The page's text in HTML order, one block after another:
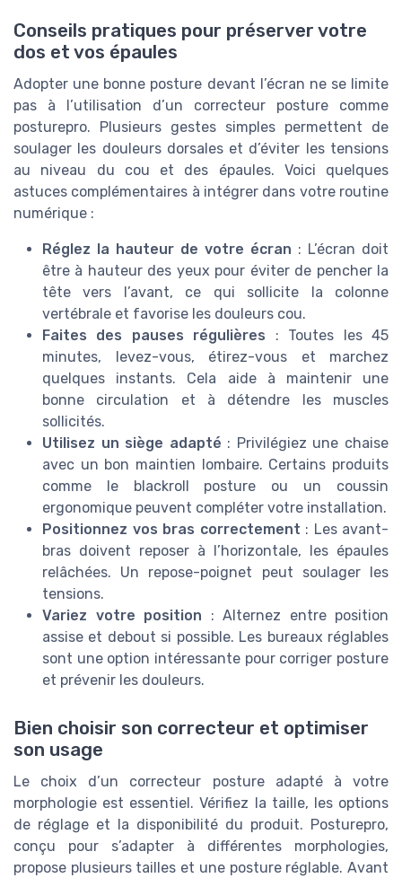
Conseils pratiques pour préserver votre
dos et vos épaules
Adopter une bonne posture devant l’écran ne se limite
pas à l’utilisation d’un correcteur posture comme
posturepro. Plusieurs gestes simples permettent de
soulager les douleurs dorsales et d’éviter les tensions
au niveau du cou et des épaules. Voici quelques
astuces complémentaires à intégrer dans votre routine
numérique :
Réglez la hauteur de votre écran : L’écran doit
être à hauteur des yeux pour éviter de pencher la
tête vers l’avant, ce qui sollicite la colonne
vertébrale et favorise les douleurs cou.
Faites des pauses régulières : Toutes les 45
minutes, levez-vous, étirez-vous et marchez
quelques instants. Cela aide à maintenir une
bonne circulation et à détendre les muscles
sollicités.
Utilisez un siège adapté : Privilégiez une chaise
avec un bon maintien lombaire. Certains produits
comme le blackroll posture ou un coussin
ergonomique peuvent compléter votre installation.
Positionnez vos bras correctement : Les avant-
bras doivent reposer à l’horizontale, les épaules
relâchées. Un repose-poignet peut soulager les
tensions.
Variez votre position : Alternez entre position
assise et debout si possible. Les bureaux réglables
sont une option intéressante pour corriger posture
et prévenir les douleurs.
Bien choisir son correcteur et optimiser
son usage
Le choix d’un correcteur posture adapté à votre
morphologie est essentiel. Vérifiez la taille, les options
de réglage et la disponibilité du produit. Posturepro,
conçu pour s’adapter à différentes morphologies,
propose plusieurs tailles et une posture réglable. Avant